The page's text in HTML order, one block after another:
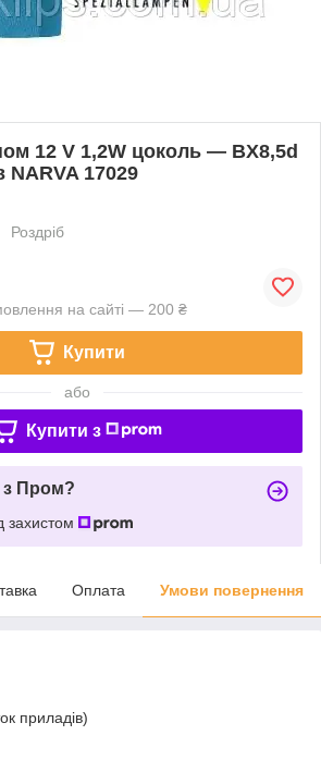
12 V 1,2W цоколь — BX8,5d
NARVA 17029
Роздріб
на сайті — 200 ₴
Купити
або
Купити з
з Пром?
захистом
Оплата Умови повернення
приладів)